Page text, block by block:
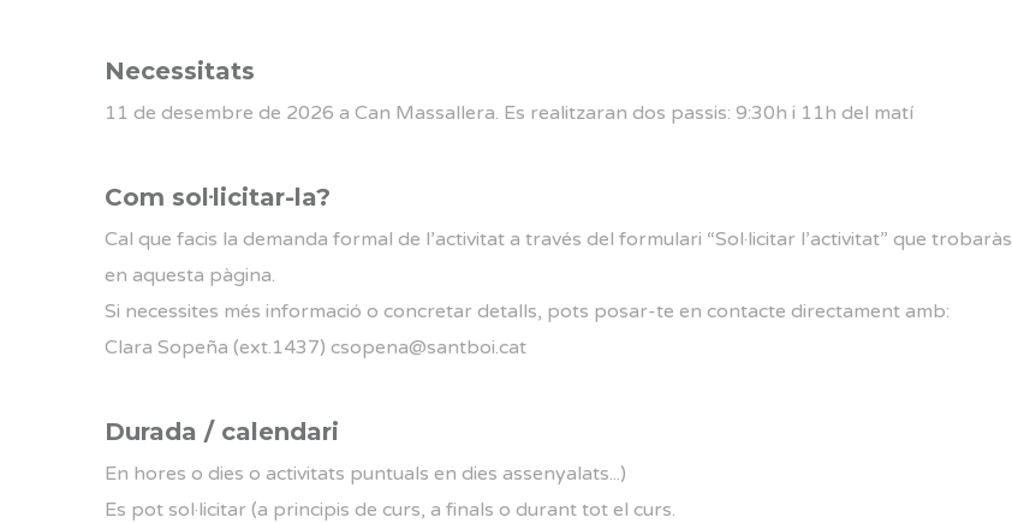
Necessitats
11 de desembre de 2026 a Can Massallera. Es realitzaran dos passis: 9:30h i 11h del matí
Com sol·licitar-la?
Cal que facis la demanda formal de l’activitat a través del formulari “Sol·licitar l’activitat” que trobaràs
en aquesta pàgina.
Si necessites més informació o concretar detalls, pots posar-te en contacte directament amb:
Clara Sopeña (ext.1437) csopena@santboi.cat
Durada / calendari
En hores o dies o activitats puntuals en dies assenyalats...)
Es pot sol·licitar (a principis de curs, a finals o durant tot el curs.